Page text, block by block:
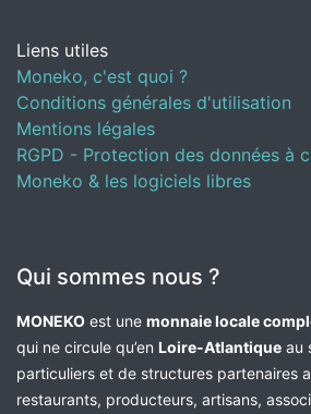
Liens utiles
Moneko, c'est quoi ?
Conditions générales d'utilisation
Mentions légales
RGPD - Protection des données à
Moneko & les logiciels libres
Qui sommes nous ?
MONEKO est une monnaie locale
qui ne circule qu’en Loire-Atlantique au
particuliers et de structures partenaires
restaurants, producteurs, artisans,